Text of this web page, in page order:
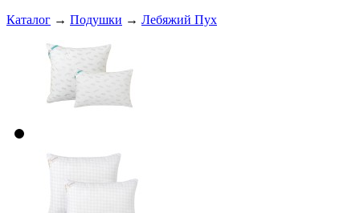
Каталог → Подушки → Лебяжий Пух